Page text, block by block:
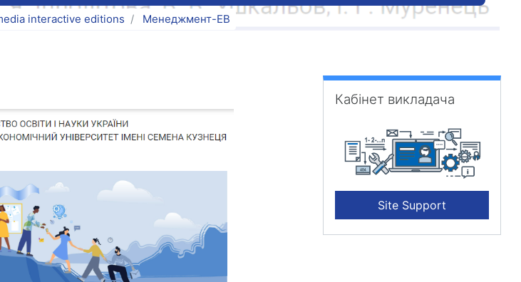
interactive editions Менеджмент-ЕВ
Skip Кабінет викладача
Кабінет викладача
Site Support